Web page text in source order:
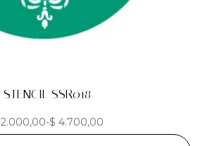
STENCIL SSR018
2.000,00-$ 4.700,00